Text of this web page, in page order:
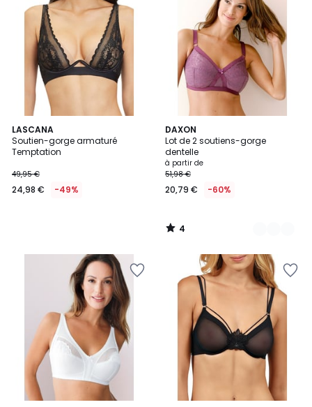
LASCANA
Soutien-gorge armaturé
Temptation
49,95 €
24,98 € -49%
DAXON
Lot de 2 soutiens-gorge
dentelle
à partir de
51,98 €
20,79 € -60%
4
/
5
3
Couleurs
4
/